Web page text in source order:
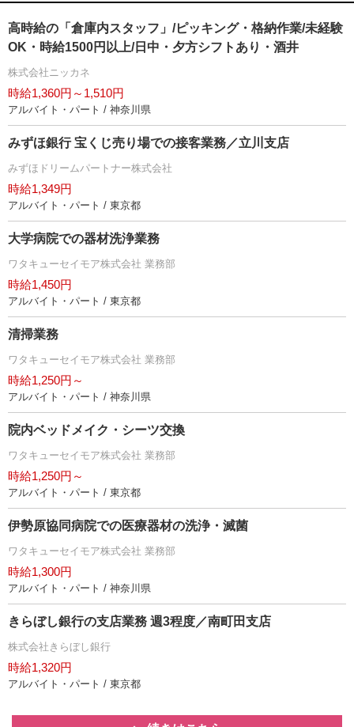
高時給の「倉庫内スタッフ」/ピッキング・格納作業/未経験
OK・時給1500円以上/日中・夕方シフトあり・酒井
株式会社ニッカネ
時給1,360円～1,510円
アルバイト・パート / 神奈川県
みずほ銀行 宝くじ売り場での接客業務／立川支店
みずほドリームパートナー株式会社
時給1,349円
アルバイト・パート / 東京都
大学病院での器材洗浄業務
ワタキューセイモア株式会社 業務部
時給1,450円
アルバイト・パート / 東京都
清掃業務
ワタキューセイモア株式会社 業務部
時給1,250円～
アルバイト・パート / 神奈川県
院内ベッドメイク・シーツ交換
ワタキューセイモア株式会社 業務部
時給1,250円～
アルバイト・パート / 東京都
伊勢原協同病院での医療器材の洗浄・滅菌
ワタキューセイモア株式会社 業務部
時給1,300円
アルバイト・パート / 神奈川県
きらぼし銀行の支店業務 週3程度／南町田支店
株式会社きらぼし銀行
時給1,320円
アルバイト・パート / 東京都